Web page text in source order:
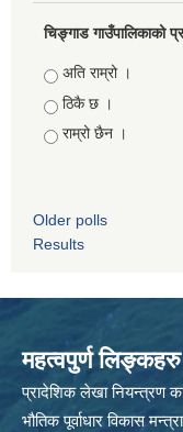
चिङ्गाड गाउँपालिकाको
Choices
अति राम्रो ।
ठिकै छ ।
राम्रो छैन ।
Older polls
Results
महत्वपुर्ण लिङ्कहरु
प्रादेशिक लेखा नियन्त्रण
भौतिक पूर्वाधार विकास